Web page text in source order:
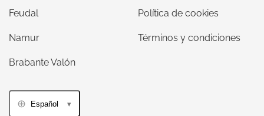
Feudal
Namur
Brabante Valón
Política de cookies
Términos y condiciones
Español